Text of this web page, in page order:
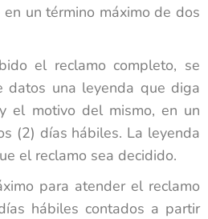
un término máximo de dos
el reclamo completo, se
datos una leyenda que diga
el motivo del mismo, en un
(2) días hábiles. La leyenda
el reclamo sea decidido.
para atender el reclamo
hábiles contados a partir